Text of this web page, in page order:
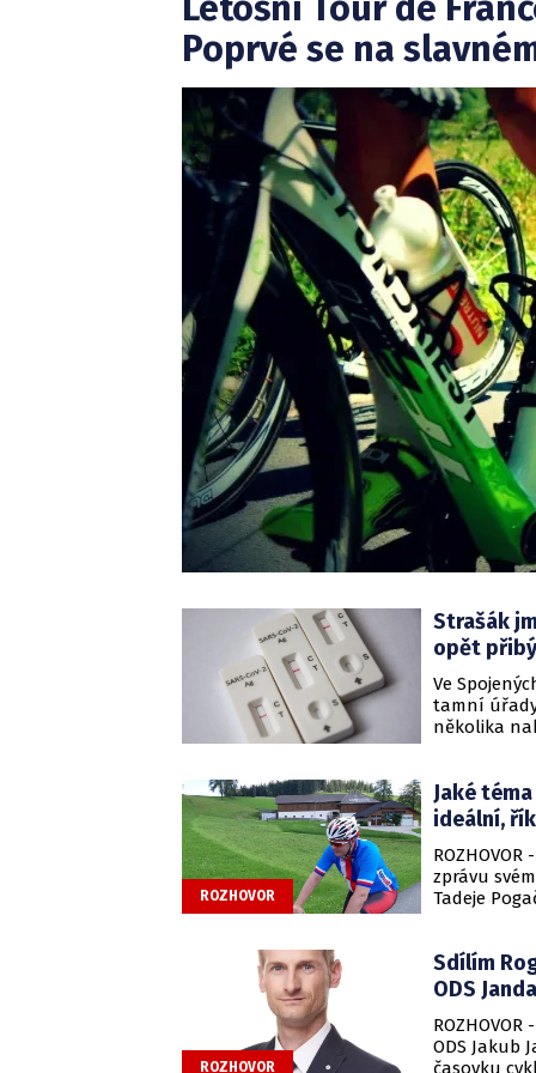
Poprvé se na
Strašák
opět
Ve
tamní
několika
ROZHOVOR
Jaké
ideální,
zprávu
Tadeje
časovku na
dojezdu,
rozhovoru
ROZHOVOR
Sdílím
ODS
ODS Jakub
časovku